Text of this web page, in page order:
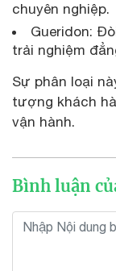
chuyên nghiệp.
Gueridon:
trải nghiệm
Sự phân loại
tượng khách
vận hành.
Bình luận